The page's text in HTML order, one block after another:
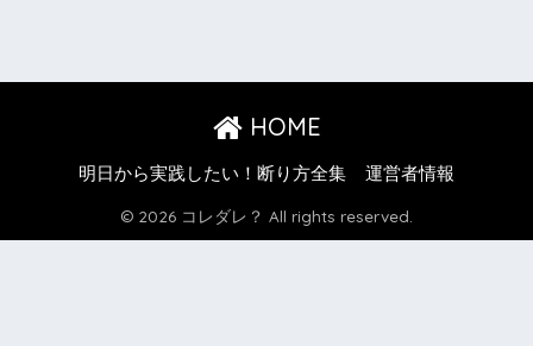
HOME
明日から実践したい！断り方全集 運営者情報
© 2026 コレダレ？ All rights reserved.